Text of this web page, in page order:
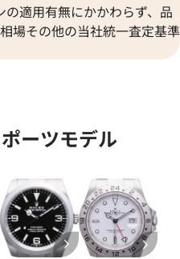
ンオンブレ文字盤
参考買取価格
10,210,000円
※2026年5月時点の参考買取価
適用有無にかかわらず、品
場その他の当社統一査定基準
ーツモデル